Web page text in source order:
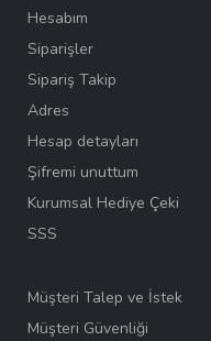
Hesabım
Siparişler
Sipariş Takip
Adres
Hesap detayları
Şifremi unuttum
Kurumsal Hediye Çeki
SSS
Müşteri Talep ve İstek
Müşteri Güvenliği